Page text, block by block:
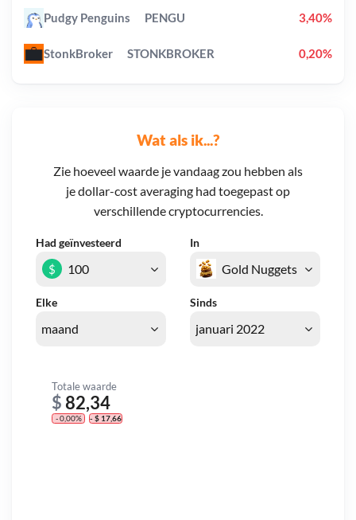
Wat als ik...?
Zie hoeveel waarde je vandaag zou hebben als
je dollar-cost averaging had toegepast op
verschillende cryptocurrencies.
Had geïnvesteerd In
Elke Sinds
$
Totale waarde
$ 82,34
- 0,00% - $ 17,66
Pudgy Penguins PENGU 3,40%
StonkBroker STONKBROKER 0,20%